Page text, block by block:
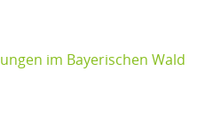
im Bayerischen Wald